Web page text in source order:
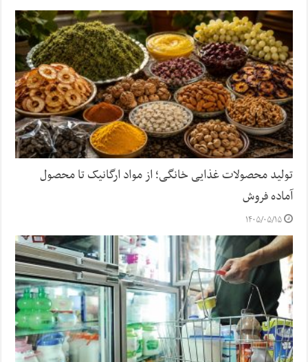
تولید محصولات غذایی خانگی؛ از مواد ارگانیک تا محصول
آماده فروش
۱۴۰۵/۰۵/۱۵